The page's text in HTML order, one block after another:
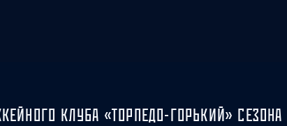
КЛУБА «ТОРПЕДО-ГОРЬКИЙ» СЕЗОНА